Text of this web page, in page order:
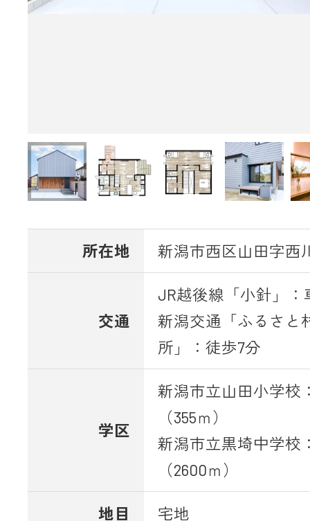
所在地 新潟市西区山田字西
交通
JR越後線「小針」：
新潟交通「ふるさと
所」：徒歩7分
学区
新潟市立山田小学校
（355ｍ）
新潟市立黒埼中学校
（2600ｍ）
地目 宅地